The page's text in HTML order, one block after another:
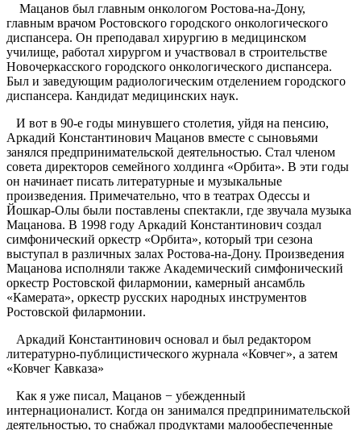
Мацанов был главным онкологом Ростова-на-Дону,
главным врачом Ростовского городского онкологического
диспансера. Он преподавал хирургию в медицинском
училище, работал хирургом и участвовал в строительстве
Новочеркасского городского онкологического диспансера.
Был и заведующим радиологическим отделением городского
диспансера. Кандидат медицинских наук.
И вот в 90-е годы минувшего столетия, уйдя на пенсию,
Аркадий Константинович Мацанов вместе с сыновьями
занялся предпринимательской деятельностью. Стал членом
совета директоров семейного холдинга «Орбита». В эти годы
он начинает писать литературные и музыкальные
произведения. Примечательно, что в театрах Одессы и
Йошкар-Олы были поставлены спектакли, где звучала музыка
Мацанова. В 1998 году Аркадий Константинович создал
симфонический оркестр «Орбита», который три сезона
выступал в различных залах Ростова-на-Дону. Произведения
Мацанова исполняли также Академический симфонический
оркестр Ростовской филармонии, камерный ансамбль
«Камерата», оркестр русских народных инструментов
Ростовской филармонии.
Аркадий Константинович основал и был редактором
литературно-публицистического журнала «Ковчег», а затем
«Ковчег Кавказа»
Как я уже писал, Мацанов − убежденный
интернационалист. Когда он занимался предпринимательской
деятельностью, то снабжал продуктами малообеспеченные